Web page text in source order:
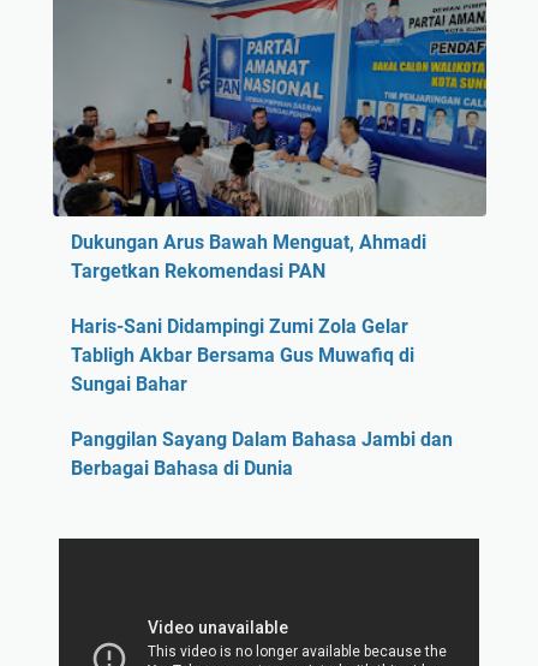
Dukungan Arus Bawah Menguat, Ahmadi
Targetkan Rekomendasi PAN
Haris-Sani Didampingi Zumi Zola Gelar
Tabligh Akbar Bersama Gus Muwafiq di
Sungai Bahar
Panggilan Sayang Dalam Bahasa Jambi dan
Berbagai Bahasa di Dunia